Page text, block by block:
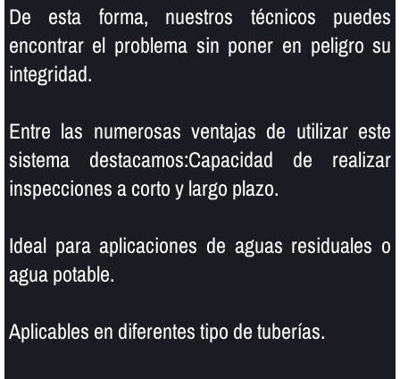
De esta forma, nuestros técnicos puedes
encontrar el problema sin poner en peligro su
integridad.
Entre las numerosas ventajas de utilizar este
sistema destacamos:Capacidad de realizar
inspecciones a corto y largo plazo.
Ideal para aplicaciones de aguas residuales o
agua potable.
Aplicables en diferentes tipo de tuberí­as.